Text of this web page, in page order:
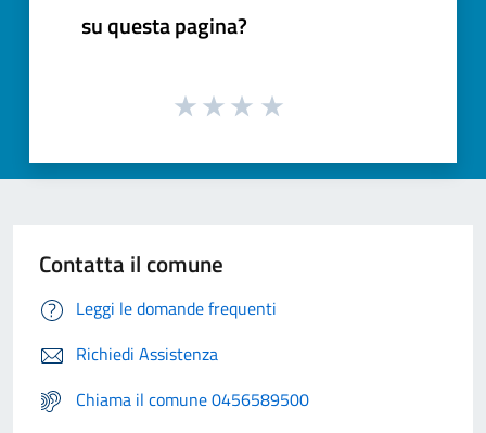
su questa pagina?
Contatta il comune
Leggi le domande frequenti
Richiedi Assistenza
Chiama il comune 0456589500